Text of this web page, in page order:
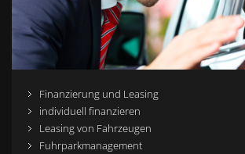
Finanzierung und Leasing
individuell finanzieren
Leasing von Fahrzeugen
Fuhrparkmanagement